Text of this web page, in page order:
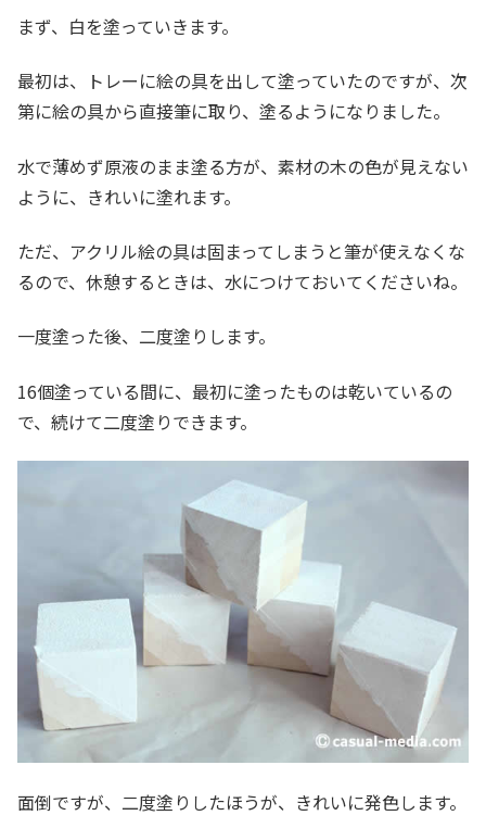
まず、白を塗っていきます。
最初は、トレーに絵の具を出して塗っていたのですが、次
第に絵の具から直接筆に取り、塗るようになりました。
水で薄めず原液のまま塗る方が、素材の木の色が見えない
ように、きれいに塗れます。
ただ、アクリル絵の具は固まってしまうと筆が使えなくな
るので、休憩するときは、水につけておいてくださいね。
一度塗った後、二度塗りします。
16個塗っている間に、最初に塗ったものは乾いているの
で、続けて二度塗りできます。
面倒ですが、二度塗りしたほうが、きれいに発色します。